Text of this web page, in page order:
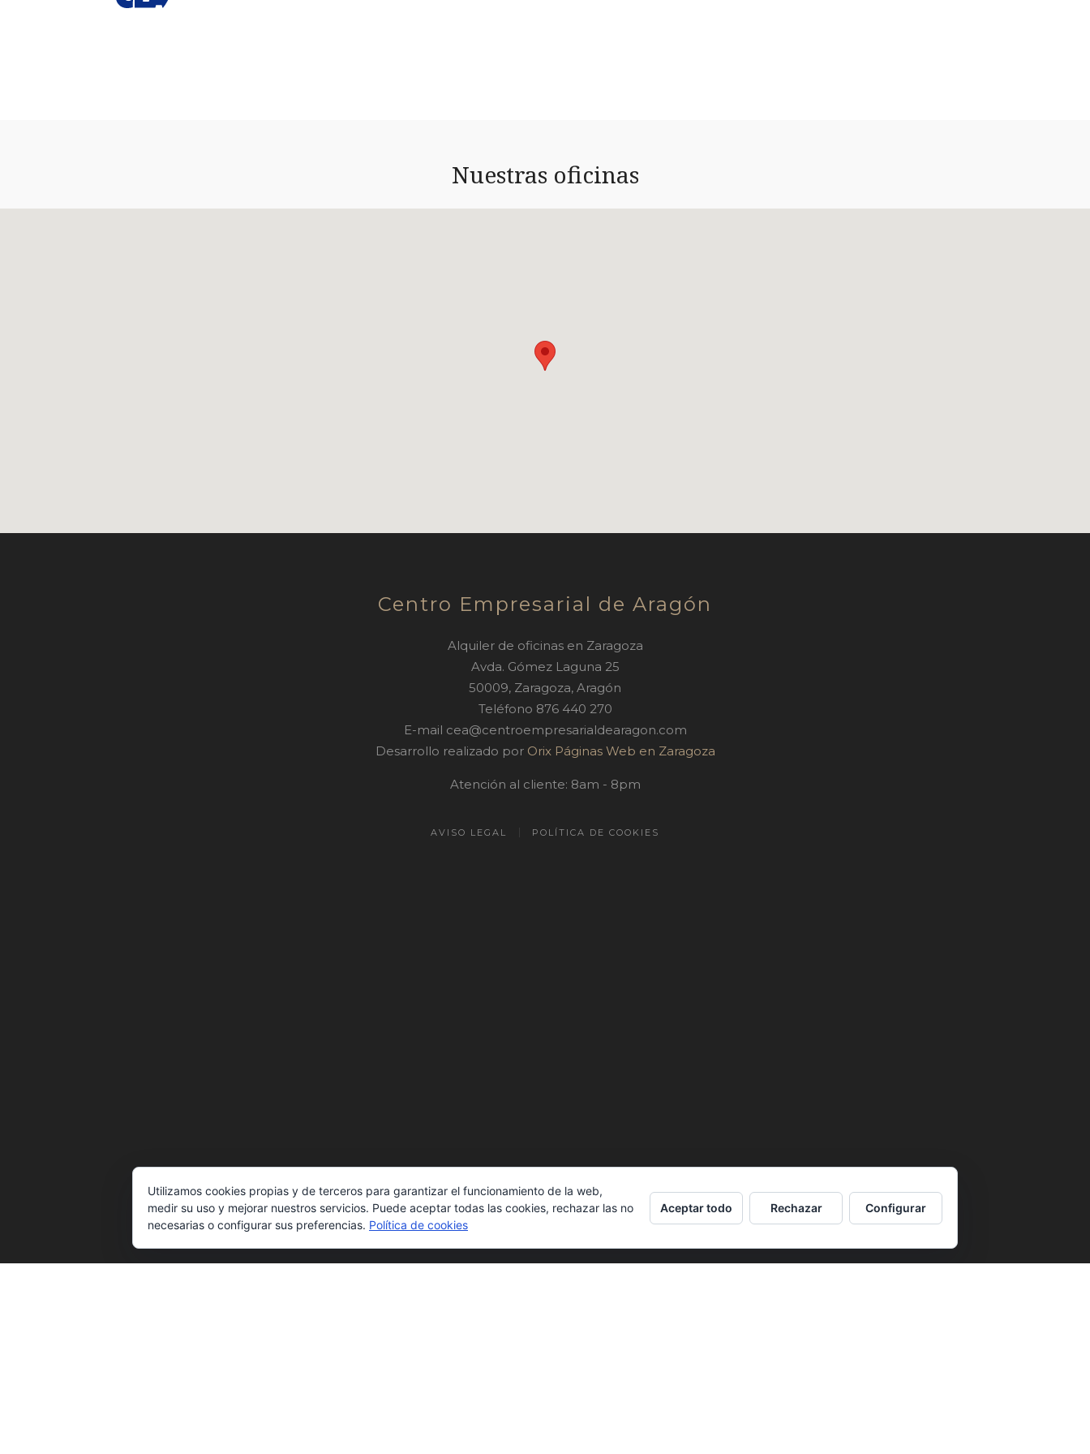
Nuestras oficinas
Centro Empresarial de Aragón
Alquiler de oficinas en Zaragoza
Avda. Gómez Laguna 25
50009, Zaragoza, Aragón
Teléfono 876 440 270
E-mail cea@centroempresarialdearagon.com
Desarrollo realizado por Orix Páginas Web en Zaragoza
Atención al cliente: 8am - 8pm
AVISO LEGAL POLÍTICA DE COOKIES
Utilizamos cookies propias y de terceros para garantizar el funcionamiento de la web,
medir su uso y mejorar nuestros servicios. Puede aceptar todas las cookies, rechazar las no
necesarias o configurar sus preferencias. Política de cookies
Aceptar todo Rechazar Configurar